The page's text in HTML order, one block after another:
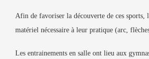
Afin de favoriser la découverte de ces sports,
matériel nécessaire à leur pratique (arc,
Les entrainements en salle ont lieu aux